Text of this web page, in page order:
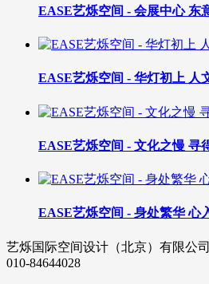
EASE艺烁空间 - 会展中心 东
EASE艺烁空间 - 华灯初上 人
EASE艺烁空间 - 文化之慢 寻
EASE艺烁空间 - 身处繁华 心
艺烁国际空间设计（北京）有限公司
010-84644028